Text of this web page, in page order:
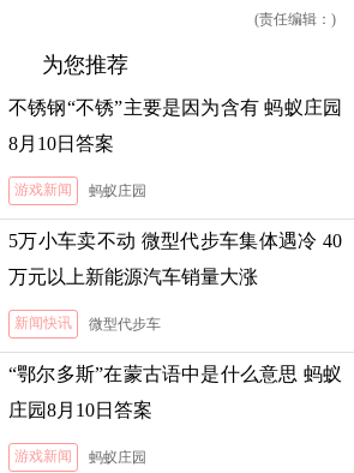
(责任编辑：)
为您推荐
不锈钢“不锈”主要是因为含有 蚂蚁庄园
8月10日答案
游戏新闻 蚂蚁庄园
5万小车卖不动 微型代步车集体遇冷 40
万元以上新能源汽车销量大涨
新闻快讯 微型代步车
“鄂尔多斯”在蒙古语中是什么意思 蚂蚁
庄园8月10日答案
游戏新闻 蚂蚁庄园